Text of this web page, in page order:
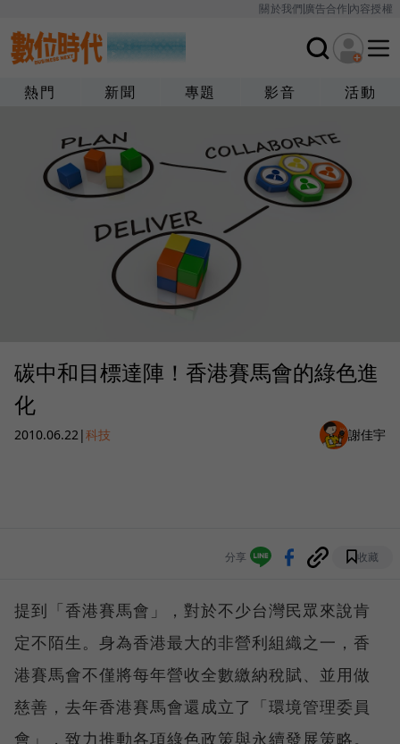
關於我們廣告合作內容授權
熱門 新聞 專題 影音 活動
碳中和目標達陣！香港賽馬會的綠色進
化
2010.06.22|科技 謝佳宇
分享 收藏
提到「香港賽馬會」，對於不少台灣民眾來說肯
定不陌生。身為香港最大的非營利組織之一，香
港賽馬會不僅將每年營收全數繳納稅賦、並用做
慈善，去年香港賽馬會還成立了「環境管理委員
會」，致力推動各項綠色政策與永續發展策略。